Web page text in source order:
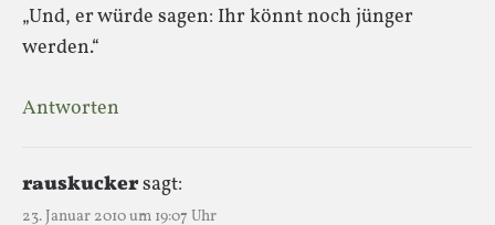
„Und, er würde sagen: Ihr könnt noch jünger
werden.“
Antworten
rauskuckersagt:
23. Januar 2010 um 19:07 Uhr